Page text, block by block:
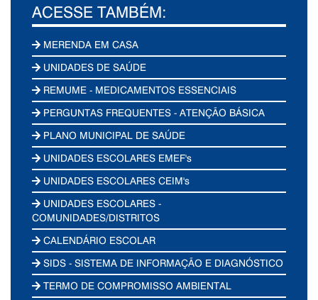
ACESSE TAMBÉM:
MERENDA EM CASA
UNIDADES DE SAÚDE
REMUME - MEDICAMENTOS ESSENCIAIS
PERGUNTAS FREQUENTES - ATENÇÃO BÁSICA
PLANO MUNICIPAL DE SAÚDE
UNIDADES ESCOLARES EMEF's
UNIDADES ESCOLARES CEIM's
UNIDADES ESCOLARES -
COMUNIDADES/DISTRITOS
CALENDÁRIO ESCOLAR
SIDS - SISTEMA DE INFORMAÇÃO E DIAGNÓSTICO
TERMO DE COMPROMISSO AMBIENTAL